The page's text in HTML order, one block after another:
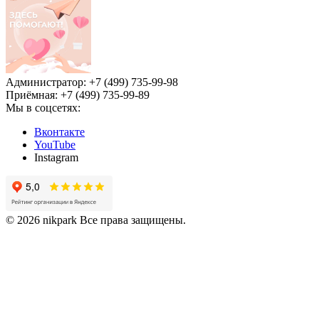
Администратор: +7 (499) 735-99-98
Приёмная: +7 (499) 735-99-89
Мы в соцсетях:
Вконтакте
YouTube
Instagram
© 2026 nikpark Все права защищены.